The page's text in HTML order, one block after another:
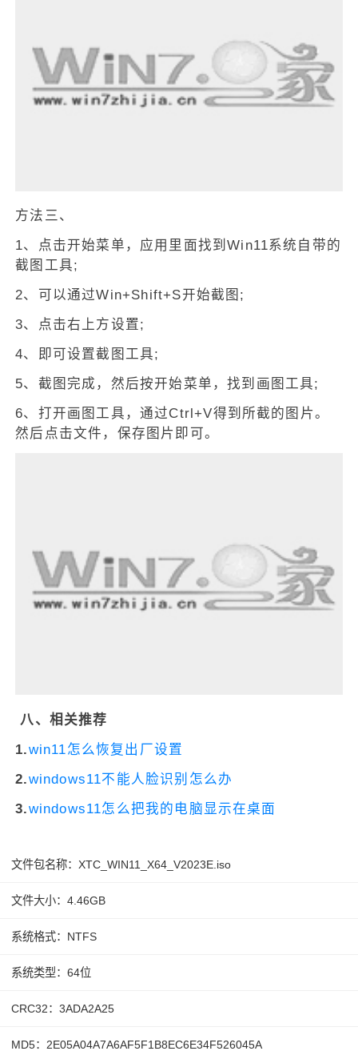
方法三、
1、点击开始菜单，应用里面找到Win11系统自带的
截图工具;
2、可以通过Win+Shift+S开始截图;
3、点击右上方设置;
4、即可设置截图工具;
5、截图完成，然后按开始菜单，找到画图工具;
6、打开画图工具，通过Ctrl+V得到所截的图片。
然后点击文件，保存图片即可。
八、相关推荐
1.win11怎么恢复出厂设置
2.windows11不能人脸识别怎么办
3.windows11怎么把我的电脑显示在桌面
文件包名称：XTC_WIN11_X64_V2023E.iso
文件大小：4.46GB
系统格式：NTFS
系统类型：64位
CRC32：3ADA2A25
MD5：2E05A04A7A6AF5F1B8EC6E34F526045A